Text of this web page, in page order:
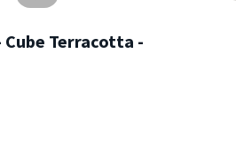
Terracotta -